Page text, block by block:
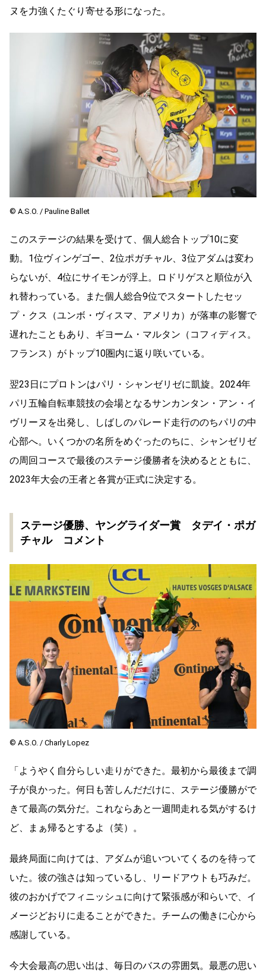
ヌを力強くたぐり寄せる形になった。
©︎ A.S.O. / Pauline Ballet
このステージの結果を受けて、個人総合トップ10に変
動。1位ヴィンゲゴー、2位ポガチャル、3位アダムは変わ
らないが、4位にサイモンが浮上。ロドリゲスと順位が入
れ替わっている。また個人総合9位でスタートしたセッ
プ・クス（ユンボ・ヴィスマ、アメリカ）が落車の影響で
遅れたこともあり、ギヨーム・マルタン（コフィディス。
フランス）がトップ10圏内に返り咲いている。
翌23日にプロトンはパリ・シャンゼリゼに凱旋。2024年
パリ五輪自転車競技の会場となるサンカンタン・アン・イ
ヴリーヌを出発し、しばしのパレード走行ののちパリの中
心部へ。いくつかの名所をめぐったのちに、シャンゼリゼ
の周回コースで最後のステージ優勝者を決めるとともに、
2023年大会の王者と各賞が正式に決定する。
ステージ優勝、ヤングライダー賞 タデイ・ポガ
チャル コメント
© A.S.O. / Charly Lopez
「ようやく自分らしい走りができた。最初から最後まで調
子が良かった。何日も苦しんだだけに、ステージ優勝がで
きて最高の気分だ。これならあと一週間走れる気がするけ
ど、まぁ帰るとするよ（笑）。
最終局面に向けては、アダムが追いついてくるのを待って
いた。彼の強さは知っているし、リードアウトも巧みだ。
彼のおかげでフィニッシュに向けて緊張感が和らいで、イ
メージどおりに走ることができた。チームの働きに心から
感謝している。
今大会最高の思い出は、毎日のバスの雰囲気。最悪の思い